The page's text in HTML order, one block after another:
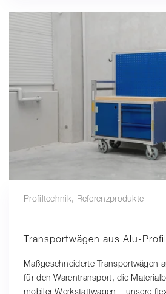
Profiltechnik, Referenzprodukte
Transportwägen aus Alu-
Maßgeschneiderte Transportwägen
für den Warentransport, die